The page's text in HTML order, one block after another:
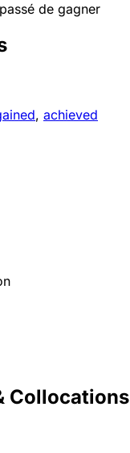
de gagner
, achieved
Collocations